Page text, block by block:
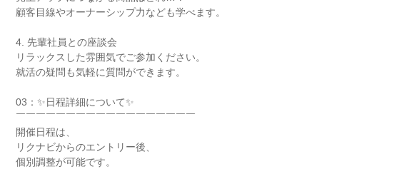
顧客目線やオーナーシップ力なども学べます。
4. 先輩社員との座談会
リラックスした雰囲気でご参加ください。
就活の疑問も気軽に質問ができます。
03：✨日程詳細について✨
￣￣￣￣￣￣￣￣￣￣￣￣￣￣￣￣￣￣
開催日程は、
リクナビからのエントリー後、
個別調整が可能です。